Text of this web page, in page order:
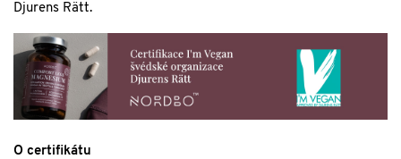
Djurens Rätt.
O certifikátu